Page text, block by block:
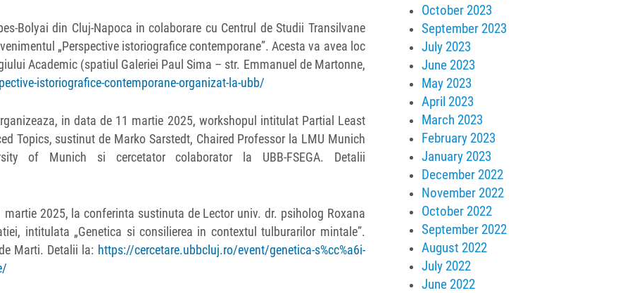
Bolyai din Cluj-Napoca in colaborare cu Centrul de Studii Transilvane
„Perspective istoriografice contemporane”. Acesta va avea loc
Academic (spatiul Galeriei Paul Sima – str. Emmanuel de Martonne,
istoriografice-contemporane-organizat-la-ubb/
in data de 11 martie 2025, workshopul intitulat Partial Least
Topics, sustinut de Marko Sarstedt, Chaired Professor la LMU Munich
of Munich si cercetator colaborator la UBB-FSEGA. Detalii
2025, la conferinta sustinuta de Lector univ. dr. psiholog Roxana
intitulata „Genetica si consilierea in contextul tulburarilor mintale”.
Marti. Detalii la: https://cercetare.ubbcluj.ro/event/genetica-s%cc%a6i-
October 2023
September 2023
July 2023
June 2023
May 2023
April 2023
March 2023
February 2023
January 2023
December 2022
November 2022
October 2022
September 2022
August 2022
July 2022
June 2022